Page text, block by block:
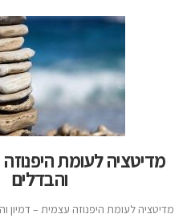
מדיטציה לעומת
והבדלים
מדיטציה לעומת היפנוזה עצמית – דמיון